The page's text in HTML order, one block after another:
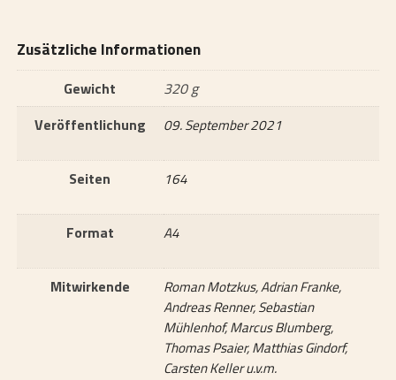
Zusätzliche Informationen
Gewicht
320 g
Veröffentlichung
09. September 2021
Seiten 164
Format A4
Mitwirkende
Roman Motzkus, Adrian Franke,
Andreas Renner, Sebastian
Mühlenhof, Marcus Blumberg,
Thomas Psaier, Matthias Gindorf,
Carsten Keller u.v.m.